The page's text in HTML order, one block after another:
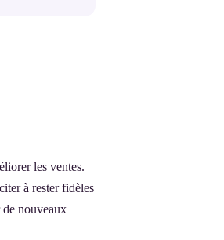
les ventes.
à rester fidèles
nouveaux